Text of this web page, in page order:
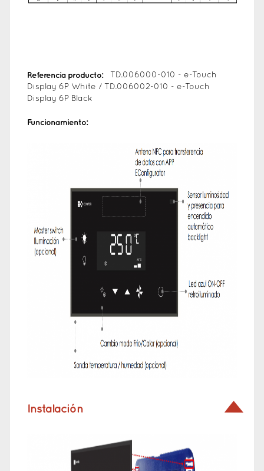
Referencia producto:
TD.006000-010 - e-Touch
Display 6P White / TD.006002-010 - e-Touch
Display 6P Black
Funcionamiento:
Instalación